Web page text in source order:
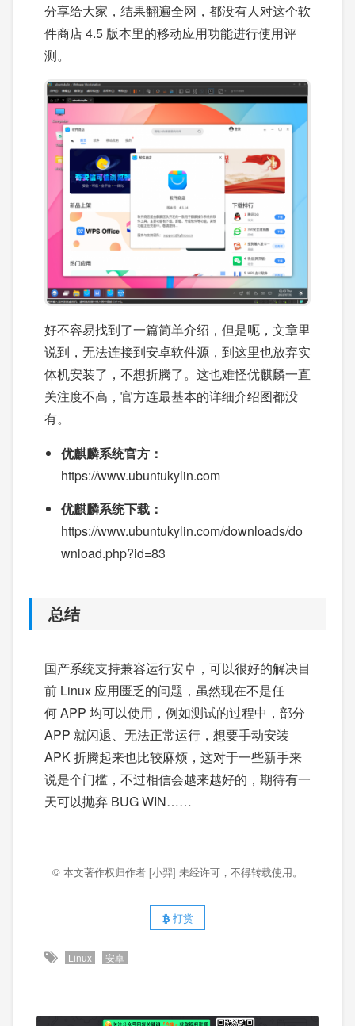
分享给大家，结果翻遍全网，都没有人对这个软
件商店 4.5 版本里的移动应用功能进行使用评
测。
好不容易找到了一篇简单介绍，但是呃，文章里
说到，无法连接到安卓软件源，到这里也放弃实
体机安装了，不想折腾了。这也难怪优麒麟一直
关注度不高，官方连最基本的详细介绍图都没
有。
优麒麟系统官方：
https://www.ubuntukylin.com
优麒麟系统下载：
https://www.ubuntukylin.com/downloads/do
wnload.php?id=83
总结
国产系统支持兼容运行安卓，可以很好的解决目
前 Linux 应用匮乏的问题，虽然现在不是任
何 APP 均可以使用，例如测试的过程中，部分
APP 就闪退、无法正常运行，想要手动安装
APK 折腾起来也比较麻烦，这对于一些新手来
说是个门槛，不过相信会越来越好的，期待有一
天可以抛弃 BUG WIN……
© 本文著作权归作者 [小羿] 未经许可，不得转载使用。
打赏
Linux 安卓